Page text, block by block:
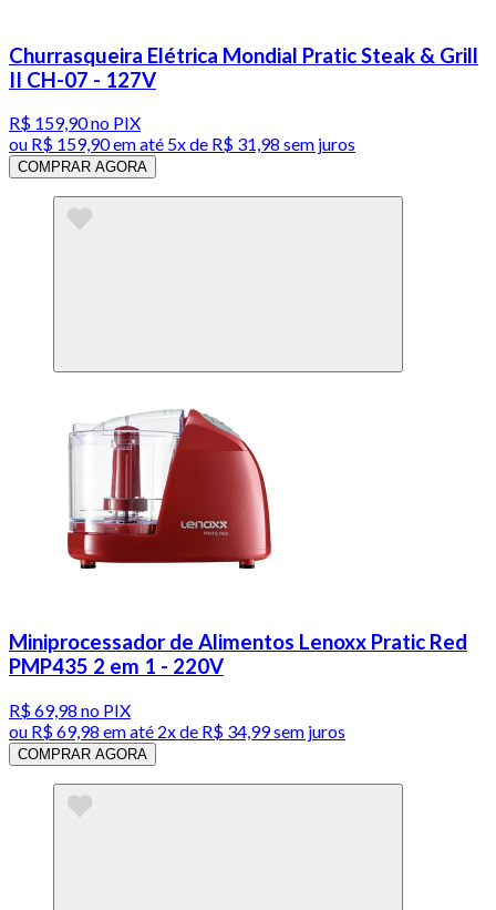
Churrasqueira Elétrica Mondial Pratic Steak & Grill
II CH-07 - 127V
R$ 159,90no PIX
ou R$ 159,90em até 5x de R$ 31,98 sem juros
COMPRAR AGORA
Miniprocessador de Alimentos Lenoxx Pratic Red
PMP435 2 em 1 - 220V
R$ 69,98 no PIX
ou R$ 69,98 em até 2x de R$ 34,99 sem juros
COMPRAR AGORA